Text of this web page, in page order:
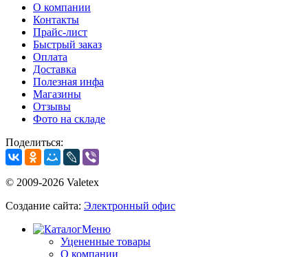
О компании
Контакты
Прайс-лист
Быстрый заказ
Оплата
Доставка
Полезная инфа
Магазины
Отзывы
Фото на складе
Поделиться:
© 2009-2026 Valetex
Создание сайта: Электронный офис
Меню
Уцененные товары
О компании